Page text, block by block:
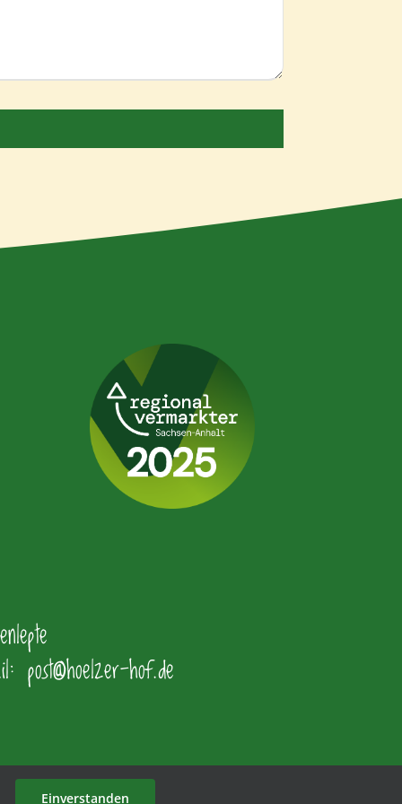
hof.de
Einverstanden